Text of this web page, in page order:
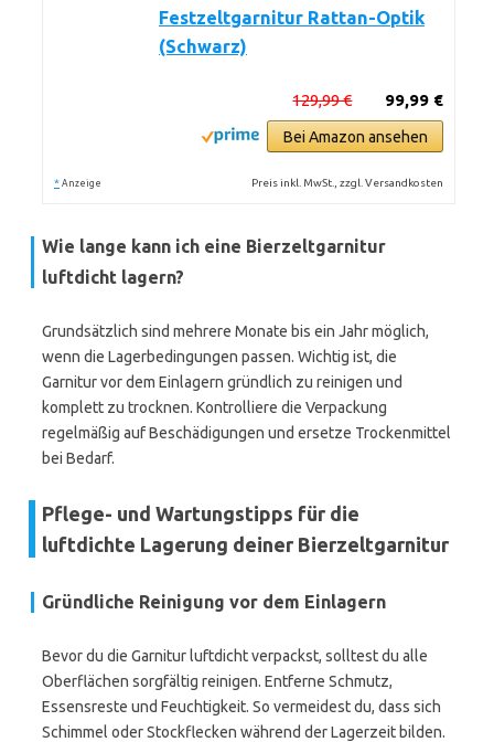
Festzeltgarnitur Rattan-Optik
(Schwarz)
99,99 €
129,99 €
Bei Amazon ansehen
* Anzeige Preis inkl. MwSt., zzgl. Versandkosten
Wie lange kann ich eine Bierzeltgarnitur
luftdicht lagern?
Grundsätzlich sind mehrere Monate bis ein Jahr möglich,
wenn die Lagerbedingungen passen. Wichtig ist, die
Garnitur vor dem Einlagern gründlich zu reinigen und
komplett zu trocknen. Kontrolliere die Verpackung
regelmäßig auf Beschädigungen und ersetze Trockenmittel
bei Bedarf.
Pflege- und Wartungstipps für die
luftdichte Lagerung deiner Bierzeltgarnitur
Gründliche Reinigung vor dem Einlagern
Bevor du die Garnitur luftdicht verpackst, solltest du alle
Oberflächen sorgfältig reinigen. Entferne Schmutz,
Essensreste und Feuchtigkeit. So vermeidest du, dass sich
Schimmel oder Stockflecken während der Lagerzeit bilden.